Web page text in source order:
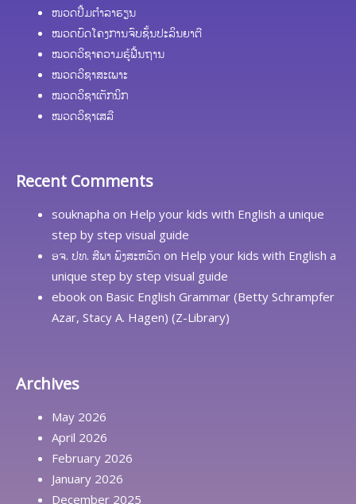
ໜວດປຶ້ມຕຳລາຮຽນ
ໝວດບົດໂຄງການຈົບຊັ້ນປະລິນຍາຕີ
ໝວດວິຊາຄວາມຮູ້ຟື້ນຖານ
ໝວດວິຊາສະເພາະ
ໝວດວິຊາເຕັກນິກ
ໝວດວິຊາເສລີ
Recent Comments
souknapha on Help your kids with English a unique
step by step visual guide
ອຈ. ປທ. ສີພາ ພົງສະຫວັດ on Help your kids with English a
unique step by step visual guide
ebook on Basic English Grammar (Betty Schrampfer
Azar, Stacy A. Hagen) (Z-Library)
Archives
May 2026
April 2026
February 2026
January 2026
December 2025